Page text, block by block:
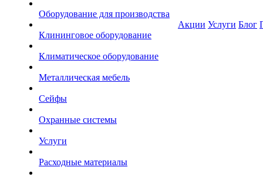
Оборудование для производства
Клининговое оборудование
Климатическое оборудование
Металлическая мебель
Сейфы
Охранные системы
Услуги
Расходные материалы
Акции Услуги Блог